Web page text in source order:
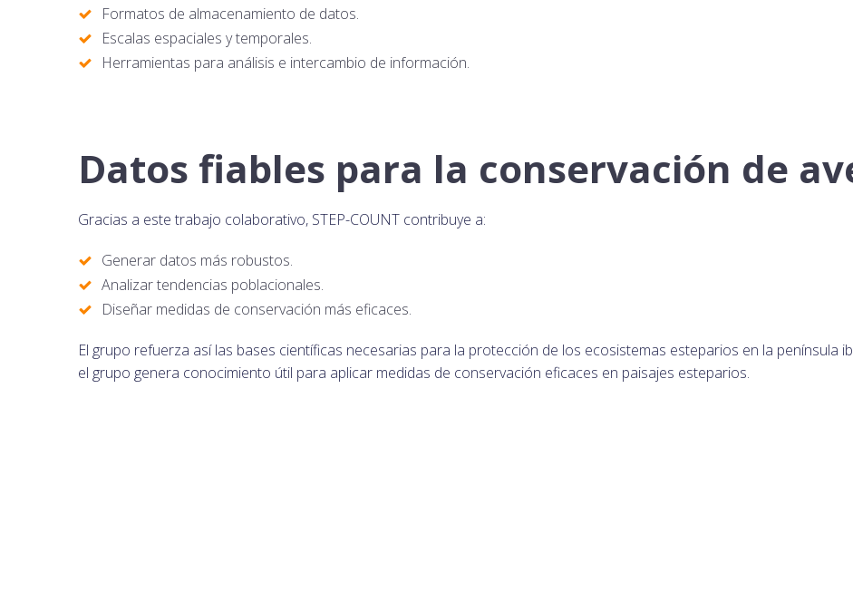
Formatos de almacenamiento de datos.
Escalas espaciales y temporales.
Herramientas para análisis e intercambio de información.
Datos fiables para la conservación de
Gracias a este trabajo colaborativo, STEP-COUNT contribuye a:
Generar datos más robustos.
Analizar tendencias poblacionales.
Diseñar medidas de conservación más eficaces.
El grupo refuerza así las bases científicas necesarias para la protección de los ecosistemas esteparios en la península
el grupo genera conocimiento útil para aplicar medidas de conservación eficaces en paisajes esteparios.